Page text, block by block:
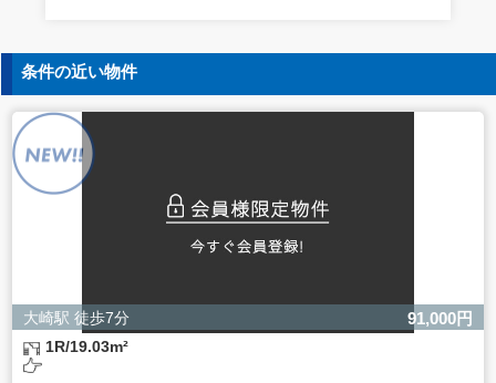
5. 個人情報の開示等の請求
ご本人様は、当社に対してご自身の個人情報の開示等（利
用目的の通知、開示、内容の訂正・追加・削除、利用の停
止または消去、第三者への提供の停止）に関して、下記の
当社問合わせ窓口に申し出ることができます。その際、当
社はお客様ご本人を確認させていただいたうえで、合理的
な間内に対応いたします。
【お問合せ窓口】
株式会社バレッグス 個人情報問合せ窓口
受付時間：平日10：30～17：00 ※弊社公休日を除く
条件の近い物件
大崎駅 徒歩7分 91,000円
1R/19.03m²